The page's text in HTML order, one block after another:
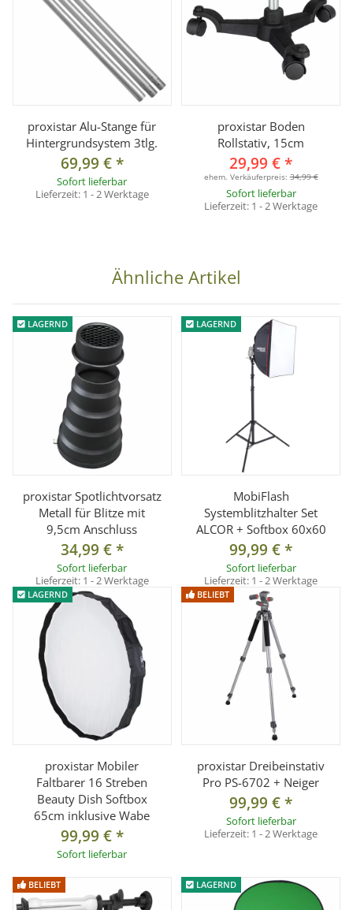
proxistar Alu-Stange für
Hintergrundsystem 3tlg.
69,99 €*
Sofort lieferbar
Lieferzeit: 1 - 2 Werktage
proxistar Boden
Rollstativ, 15cm
29,99 €*
ehem. Verkäuferpreis:34,99 €
Sofort lieferbar
Lieferzeit: 1 - 2 Werktage
Ähnliche Artikel
LAGERND
proxistar Spotlichtvorsatz
Metall für Blitze mit
9,5cm Anschluss
34,99 €*
Sofort lieferbar
Lieferzeit: 1 - 2 Werktage
LAGERND
MobiFlash
Systemblitzhalter Set
ALCOR + Softbox 60x60
99,99 €*
Sofort lieferbar
Lieferzeit: 1 - 2 Werktage
LAGERND
proxistar Mobiler
Faltbarer 16 Streben
Beauty Dish Softbox
65cm inklusive Wabe
99,99 €*
Sofort lieferbar
BELIEBT
proxistar Dreibeinstativ
Pro PS-6702 + Neiger
99,99 €*
Sofort lieferbar
Lieferzeit: 1 - 2 Werktage
BELIEBT LAGERND